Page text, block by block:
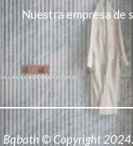
Nuestra empresa de
Bqbath © Copyright